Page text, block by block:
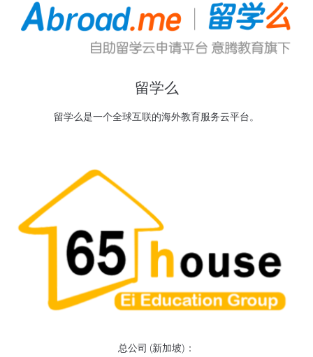
留学么
留学么是一个全球互联的海外教育服务云平台。
总公司 (新加坡)：